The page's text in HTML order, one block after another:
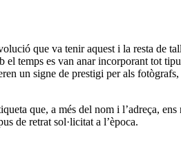
que va tenir aquest i la resta de
el temps es van anar incorporant tot
un signe de prestigi per als
que, a més del nom i l’adreça,
de retrat sol·licitat a l’època.